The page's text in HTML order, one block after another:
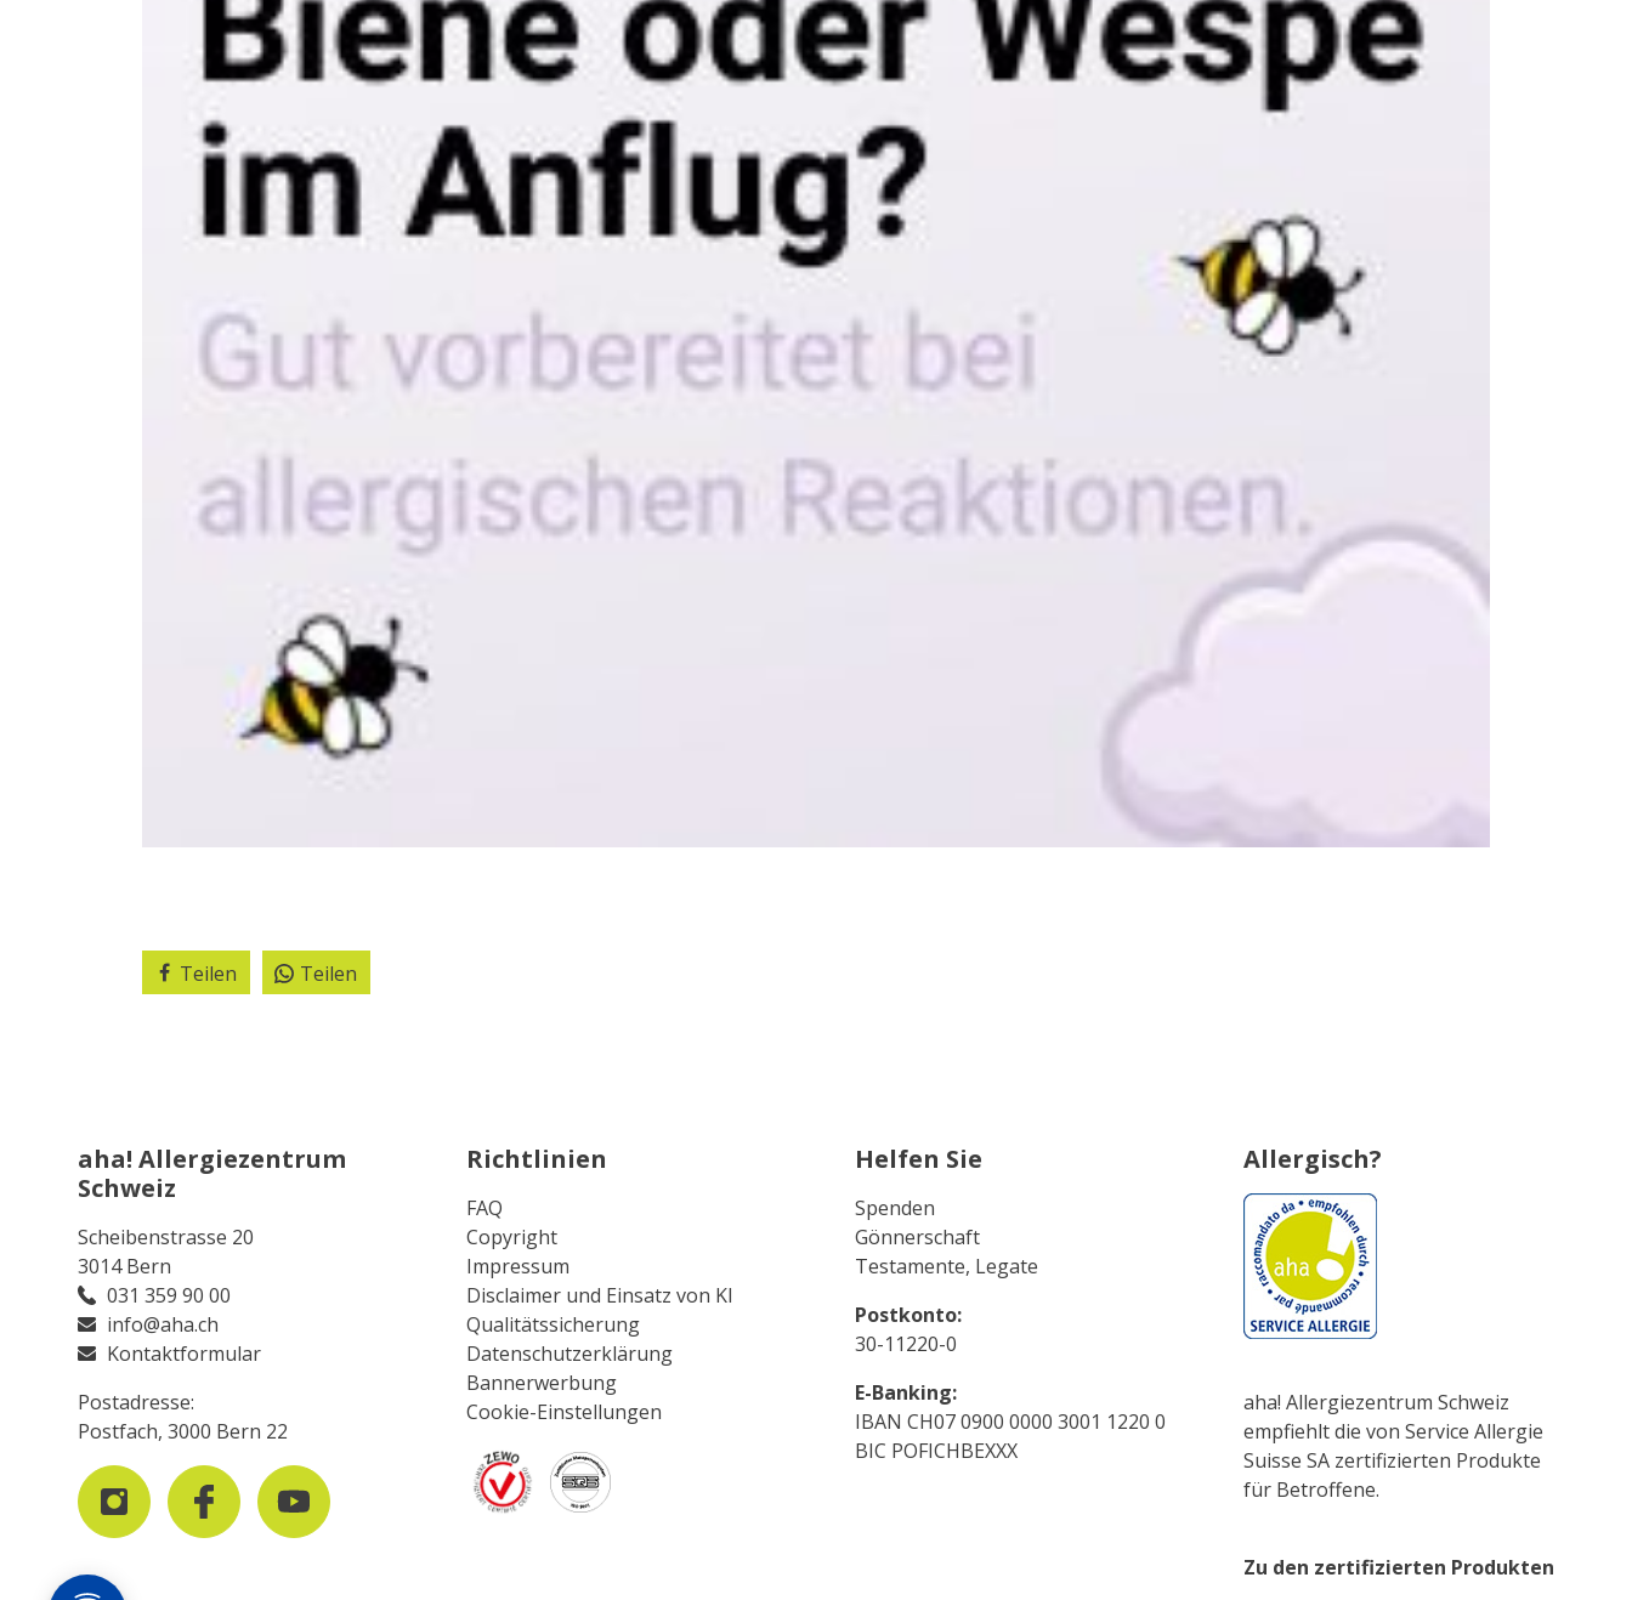
Teilen Teilen
aha! Allergiezentrum
Schweiz
Scheibenstrasse 20
3014 Bern
031 359 90 00
info@aha.ch
Kontaktformular
Postadresse:
Postfach, 3000 Bern 22
Richtlinien
FAQ
Copyright
Impressum
Disclaimer und Einsatz von KI
Qualitätssicherung
Datenschutzerklärung
Bannerwerbung
Cookie-Einstellungen
Helfen Sie
Spenden
Gönnerschaft
Testamente, Legate
Postkonto:
30-11220-0
E-Banking:
IBAN CH07 0900 0000 3001 1220 0
BIC POFICHBEXXX
Allergisch?
aha! Allergiezentrum Schweiz
empfiehlt die von Service Allergie
Suisse SA zertifizierten Produkte
für Betroffene.
Zu den zertifizierten Produkten